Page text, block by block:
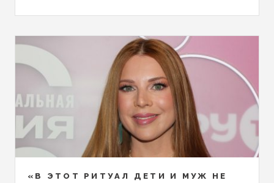
«В ЭТОТ РИТУАЛ ДЕТИ И МУЖ НЕ